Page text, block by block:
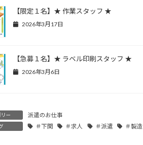
【限定１名】★ 作業スタッフ ★
2026年3月17日
【急募１名】★ ラベル印刷スタッフ ★
2026年3月6日
ー 派遣のお仕事
＃下関 ＃求人 ＃派遣 ＃製造